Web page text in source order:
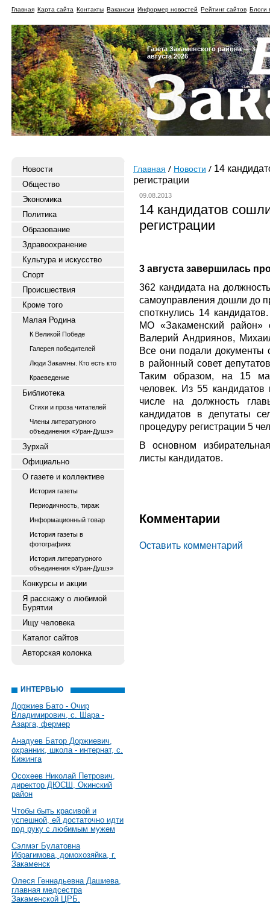
Главная Карта сайта Контакты Вакансии Информер новостей Рейтинг сайтов Блоги
Газета Закаменского района — 3
августа 2026
Новости
Общество
Экономика
Политика
Образование
Здравоохранение
Культура и искусство
Спорт
Происшествия
Кроме того
Малая Родина
К Великой Победе
Галерея победителей
Люди Закамны. Кто есть кто
Краеведение
Библиотека
Стихи и проза читателей
Члены литературного
объединения «Уран-Душэ»
Зурхай
Официально
О газете и коллективе
История газеты
Периодичность, тираж
Информационный товар
История газеты в
фотографиях
История литературного
объединения «Уран-Душэ»
Конкурсы и акции
Я расскажу о любимой
Бурятии
Ищу человека
Каталог сайтов
Авторская колонка
ИНТЕРВЬЮ
Доржиев Бато - Очир
Владимирович, с. Шара -
Азарга, фермер
Анадуев Батор Доржиевич,
охранник, школа - интернат, с.
Кижинга
Осохеев Николай Петрович,
директор ДЮСШ, Окинский
район
Чтобы быть красивой и
успешной, ей достаточно идти
под руку с любимым мужем
Сэлмэг Булатовна
Ибрагимова, домохозяйка, г.
Закаменск
Олеся Геннадьевна Дашиева,
главная медсестра
Закаменской ЦРБ.
Главная Новости
14
регистрации
09.08.2013
14 кандидатов
регистрации
3 августа завершилась
362 кандидата на
самоуправления дошли до
споткнулись 14
МО «Закаменский район»
Валерий Андриянов,
Все они подали документы
в районный совет
Таким образом, на 15
человек. Из 55
числе на должность
кандидатов в депутаты
процедуру регистрации 5
В основном
листы кандидатов.
Комментарии
Оставить комментарий